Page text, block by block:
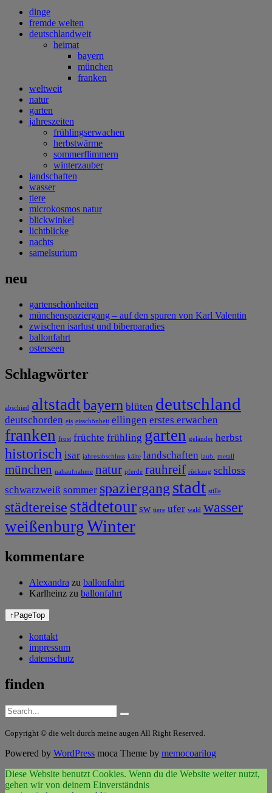
dinge
fremde welten
deutschlandweit
heimat
bayern
münchen
franken
weltweit
natur
garten
jahreszeiten
frühlingserwachen
herbstwärme
sommerflimmern
winterzauber
landschaften
wasser
tiere
microkosmos natur
blickwinkel
lichtblicke
nachts
samelsurium
neu
gartenschönheiten
münchenspaziergang – auf den spuren von Karl Valentin
zwischen isarlust und biberparadies
ballonfahrt
osterseen
Schlagwörter
abschied altstadtbayern blüten deutschland
deutschorden eis eisschönheit ellingen erstes erwachen
franken frost früchte frühling garten geländer herbst
historisch isar jahresabschluss kälte landschaften laub. metall
münchen nahaufnahme natur pferde rauhreif rückzug schloss
schwarzweiß sommer spaziergang stadt stille
städtereise städtetour sw tiere ufer wald wasser
weißenburgWinter
kommentare
Alexandra zu ballonfahrt
Karlheinz zu ballonfahrt
↑ PageTop
kontakt
impressum
datenschutz
finden
Copyright © die welt durch meine augen All Right Reserved.
Powered by WordPress moca Theme by memocoarilog
Diese Website benutzt Cookies. Wenn du die Website weiter nutzt,
gehen wir von deinem Einverständnis